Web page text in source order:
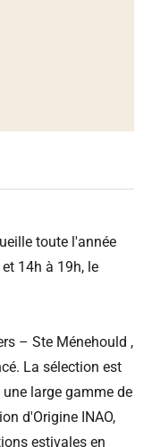
toute l'année
14h à 19h, le
– Ste Ménehould ,
La sélection est
large gamme de
d'Origine INAO,
estivales en